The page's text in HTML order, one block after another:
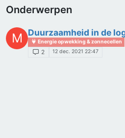
Onderwerpen
M Duurzaamheid in de
Energie opwekking & zonnecellen
2 12 dec. 2021 22:47